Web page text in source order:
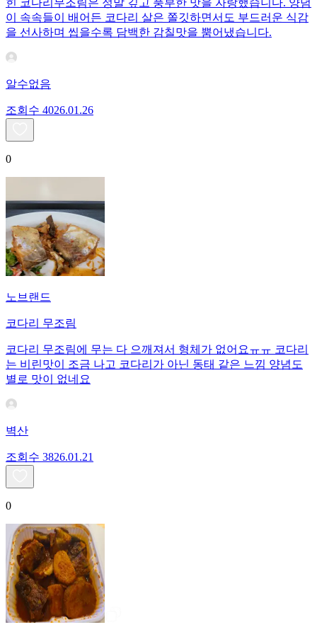
힌 코다리무조림은 정말 깊고 풍부한 맛을 자랑했습니다. 양념
이 속속들이 배어든 코다리 살은 쫄깃하면서도 부드러운 식감
을 선사하며 씹을수록 담백한 감칠맛을 뿜어냈습니다.
알수없음
조회수 4026.01.26
0
노브랜드
코다리 무조림
코다리 무조림에 무는 다 으깨져서 형체가 없어요ㅠㅠ 코다리
는 비린맛이 조금 나고 코다리가 아닌 동태 같은 느낌 양념도
별로 맛이 없네요
벽산
조회수 3826.01.21
0